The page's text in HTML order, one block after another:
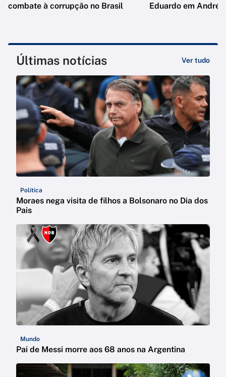
combate à corrupção no Brasil
Eduardo em André
Últimas notícias Ver tudo
Política
Moraes nega visita de filhos a Bolsonaro no Dia dos
Pais
Mundo
Pai de Messi morre aos 68 anos na Argentina